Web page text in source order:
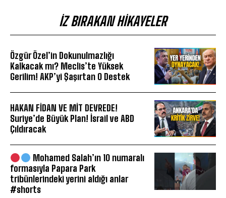
İZ BIRAKAN HIKAYELER
Özgür Özel’in Dokunulmazlığı
Kalkacak mı? Meclis’te Yüksek
Gerilim! AKP’yi Şaşırtan O Destek
HAKAN FİDAN VE MİT DEVREDE!
Suriye’de Büyük Plan! İsrail ve ABD
Çıldıracak
Mohamed Salah’ın 10 numaralı
formasıyla Papara Park
tribünlerindeki yerini aldığı anlar
#shorts